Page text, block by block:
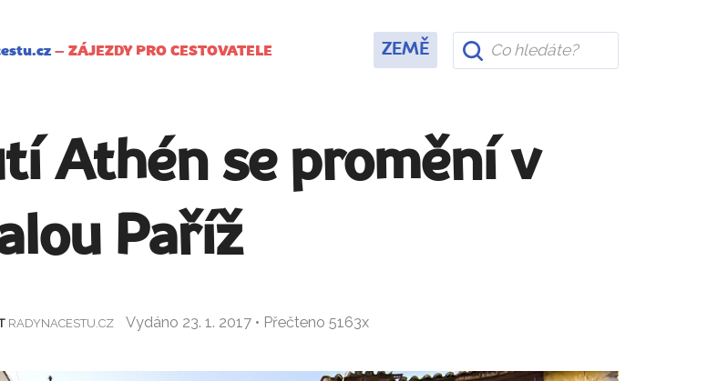
– ZÁJEZDY PRO CESTOVATELE ZEMĚ
Athén se promění v
Paříž
RADYNACESTU.CZ Vydáno 23. 1. 2017 • Přečteno 5163x